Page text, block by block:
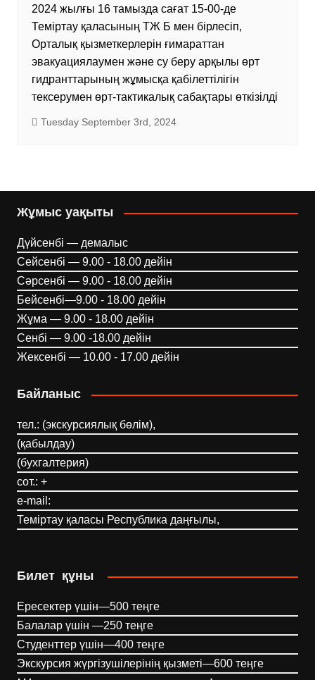
2024 жылғы 16 тамызда сағат 15-00-де
Теміртау қаласының ТЖ Б мен бірлесіп,
Орталық қызметкерлерін ғимараттан
эвакуациялаумен және су беру арқылы өрт
гидранттарының жұмысқа қабілеттілігін
тексерумен өрт-тактикалық сабақтары өткізілді
Tuesday September 3rd, 2024
Жұмыс уақыты
Дүйсенбі — демалыс
Сейсенбі — 9.00 - 18.00 дейін
Сәрсенбі — 9.00 - 18.00 дейін
Бейсенбі—9.00 - 18.00 дейін
Жұма — 9.00 - 18.00 дейін
Сенбі — 9.00 -18.00 дейін
Жексенбі — 10.00 - 17.00 дейін
Байланыс
тел.: (экскурсиялық бөлім),
(қабылдау)
(бухгалтерия)
сот.: +
e-mail:
Теміртау қаласы Республика даңғылы,
Билет құны
Ересектер үшін—500 теңге
Балалар үшін —250 теңге
Студенттер үшін—400 теңге
Экскурсия жүргізушілерінің қызметі—600 теңге